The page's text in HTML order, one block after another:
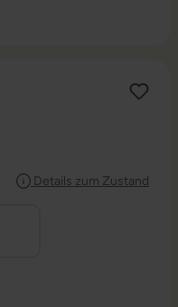
Details zum Zustand